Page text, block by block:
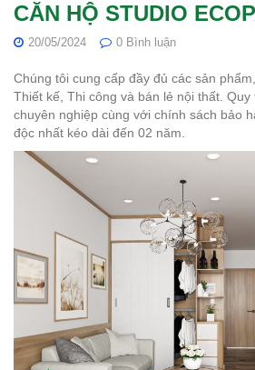
CĂN HỘ STUDIO
20/05/2024 0 Bình luận
Chúng tôi cung cấp đầy đủ các sản
Thiết kế, Thi công và bán lẻ nội thất. Quy
chuyên nghiệp cùng với chính sách bảo
độc nhất kéo dài đến 02 năm.